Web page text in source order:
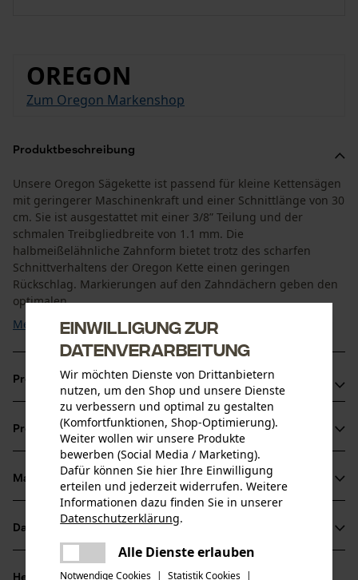
OREGON
Zum Oregon Markenshop
Produktbeschreibung
Unsere Oregon Sägekette ist passend für kleine Kettensägen
mit geringerer Maschinenkraft und einer Schnittlänge von 30
cm. Sie ist ausgestattet mit einer 3/8” Teilung und der
schmalen Treibgliedbreite von 1.1 mm. Die
halbmeißelähnliche Zahnform bietet trotz des scharfen
Schnittverhaltens der Oregon Kette einen geringen
Rückschlag. Markierungen auf den Zahndächern geben den
optimalen ...
Mehr anzeigen
Produktvorteile
Vibrationsarme und rückschlagreduzierte Kette
Markierung des Schärfwinkels auf den Zahndächern für
korrektes Schärfen
Schmaler Schnitt mit scharfem Schnittverhalten
Produktinformationen
Produktdetails
Aktivitätstyp
Material & Pflege
Material
Hauptmaterial
Datenblätter
Herstellerdatenblatt (PDF)
Herstellerinformationen
Einwilligung zur
Datenverarbeitung
Wir möchten Dienste von Drittanbietern
nutzen, um den Shop und unsere Dienste
zu verbessern und optimal zu gestalten
(Komfortfunktionen, Shop-Optimierung).
Weiter wollen wir unsere Produkte
bewerben (Social Media / Marketing).
Dafür können Sie hier Ihre Einwilligung
erteilen und jederzeit widerrufen. Weitere
Informationen dazu finden Sie in unserer
Datenschutzerklärung.
Alle Dienste erlauben
Notwendige Cookies | Statistik Cookies |
Es ist ein Fehler aufgetreten. Bitte
versuchen Sie es erneut.